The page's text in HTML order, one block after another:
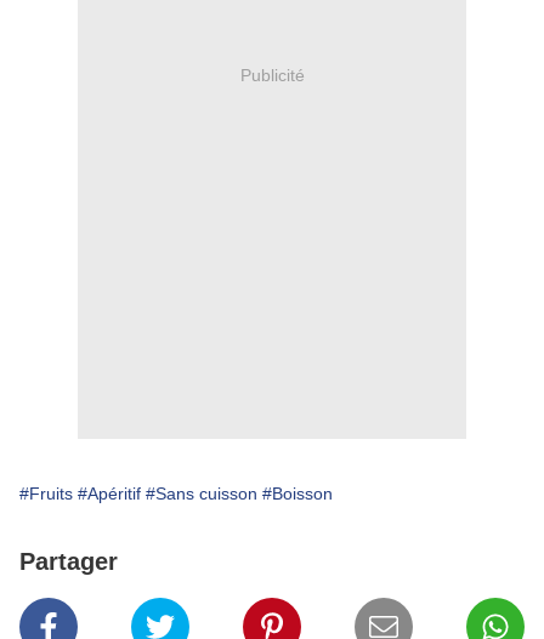
Publicité
#Fruits #Apéritif #Sans cuisson #Boisson
Partager